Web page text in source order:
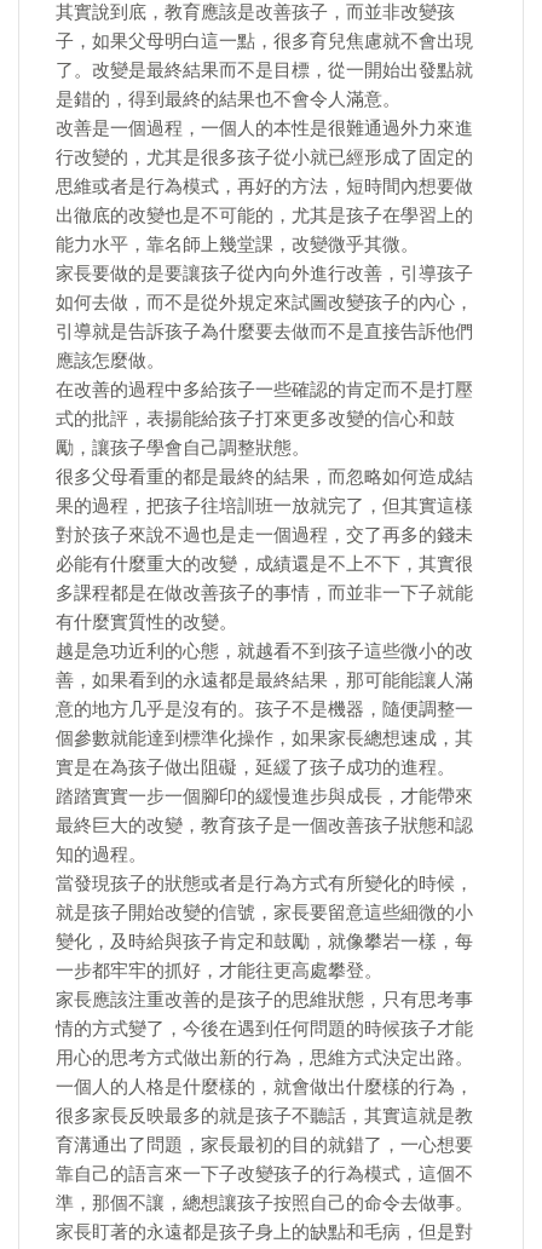
其實說到底，教育應該是改善孩子，而並非改變孩
子，如果父母明白這一點，很多育兒焦慮就不會出現
了。改變是最終結果而不是目標，從一開始出發點就
是錯的，得到最終的結果也不會令人滿意。
改善是一個過程，一個人的本性是很難通過外力來進
行改變的，尤其是很多孩子從小就已經形成了固定的
思維或者是行為模式，再好的方法，短時間內想要做
出徹底的改變也是不可能的，尤其是孩子在學習上的
能力水平，靠名師上幾堂課，改變微乎其微。
家長要做的是要讓孩子從內向外進行改善，引導孩子
如何去做，而不是從外規定來試圖改變孩子的內心，
引導就是告訴孩子為什麼要去做而不是直接告訴他們
應該怎麼做。
在改善的過程中多給孩子一些確認的肯定而不是打壓
式的批評，表揚能給孩子打來更多改變的信心和鼓
勵，讓孩子學會自己調整狀態。
很多父母看重的都是最終的結果，而忽略如何造成結
果的過程，把孩子往培訓班一放就完了，但其實這樣
對於孩子來說不過也是走一個過程，交了再多的錢未
必能有什麼重大的改變，成績還是不上不下，其實很
多課程都是在做改善孩子的事情，而並非一下子就能
有什麼實質性的改變。
越是急功近利的心態，就越看不到孩子這些微小的改
善，如果看到的永遠都是最終結果，那可能能讓人滿
意的地方几乎是沒有的。孩子不是機器，隨便調整一
個參數就能達到標準化操作，如果家長總想速成，其
實是在為孩子做出阻礙，延緩了孩子成功的進程。
踏踏實實一步一個腳印的緩慢進步與成長，才能帶來
最終巨大的改變，教育孩子是一個改善孩子狀態和認
知的過程。
當發現孩子的狀態或者是行為方式有所變化的時候，
就是孩子開始改變的信號，家長要留意這些細微的小
變化，及時給與孩子肯定和鼓勵，就像攀岩一樣，每
一步都牢牢的抓好，才能往更高處攀登。
家長應該注重改善的是孩子的思維狀態，只有思考事
情的方式變了，今後在遇到任何問題的時候孩子才能
用心的思考方式做出新的行為，思維方式決定出路。
一個人的人格是什麼樣的，就會做出什麼樣的行為，
很多家長反映最多的就是孩子不聽話，其實這就是教
育溝通出了問題，家長最初的目的就錯了，一心想要
靠自己的語言來一下子改變孩子的行為模式，這個不
準，那個不讓，總想讓孩子按照自己的命令去做事。
家長盯著的永遠都是孩子身上的缺點和毛病，但是對